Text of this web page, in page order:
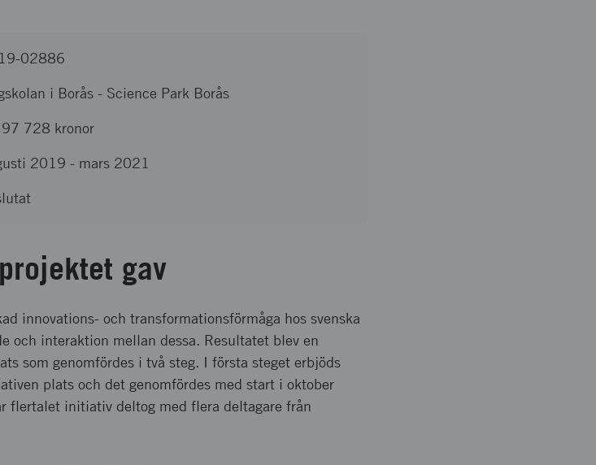
02886
i Borås - Science Park Borås
728 kronor
2019 - mars 2021
gav
innovations- och transformationsförmåga hos svenska
och interaktion mellan dessa. Resultatet blev en
som genomfördes i två steg. I första steget erbjöds
plats och det genomfördes med start i oktober
flertalet initiativ deltog med flera deltagare från